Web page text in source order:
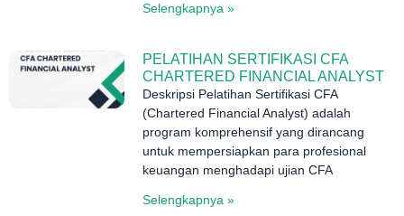
Selengkapnya »
PELATIHAN SERTIFIKASI CFA
CHARTERED FINANCIAL ANALYST
Deskripsi Pelatihan Sertifikasi CFA
(Chartered Financial Analyst) adalah
program komprehensif yang dirancang
untuk mempersiapkan para profesional
keuangan menghadapi ujian CFA
Selengkapnya »